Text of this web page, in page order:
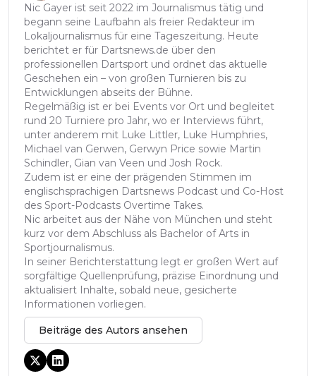
Nic Gayer ist seit 2022 im Journalismus tätig und
begann seine Laufbahn als freier Redakteur im
Lokaljournalismus für eine Tageszeitung. Heute
berichtet er für Dartsnews.de über den
professionellen Dartsport und ordnet das aktuelle
Geschehen ein – von großen Turnieren bis zu
Entwicklungen abseits der Bühne.
Regelmäßig ist er bei Events vor Ort und begleitet
rund 20 Turniere pro Jahr, wo er Interviews führt,
unter anderem mit Luke Littler, Luke Humphries,
Michael van Gerwen, Gerwyn Price sowie Martin
Schindler, Gian van Veen und Josh Rock.
Zudem ist er eine der prägenden Stimmen im
englischsprachigen Dartsnews Podcast und Co-Host
des Sport-Podcasts Overtime Takes.
Nic arbeitet aus der Nähe von München und steht
kurz vor dem Abschluss als Bachelor of Arts in
Sportjournalismus.
In seiner Berichterstattung legt er großen Wert auf
sorgfältige Quellenprüfung, präzise Einordnung und
aktualisiert Inhalte, sobald neue, gesicherte
Informationen vorliegen.
Beiträge des Autors ansehen